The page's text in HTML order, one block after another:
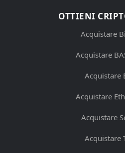
OTTIENI
Acquistare
Acquistare
Acquistare
Acquistare
Acquistare
Acquistare